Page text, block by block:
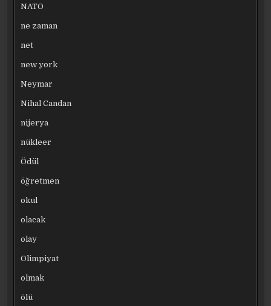
NATO
ne zaman
net
new york
Neymar
Nihal Candan
nijerya
nükleer
Ödül
öğretmen
okul
olacak
olay
Olimpiyat
olmak
ölü